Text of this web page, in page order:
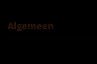
Algemeen